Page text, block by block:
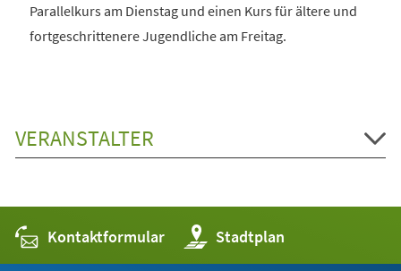
Parallelkurs am Dienstag und einen Kurs für ältere und
fortgeschrittenere Jugendliche am Freitag.
VERANSTALTER
Kontaktformular Stadtplan
(Öffnet
in